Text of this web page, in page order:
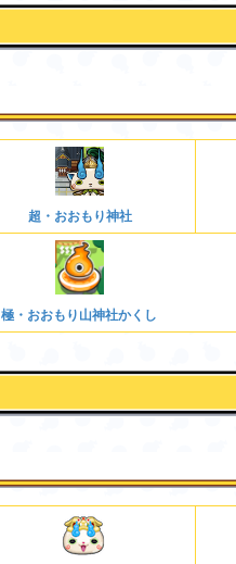
超・おおもり神社
極・おおもり山神社かくし